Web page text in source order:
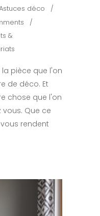
déco
&
pièce que l'on
de déco. Et
chose que l'on
Que ce
rendent